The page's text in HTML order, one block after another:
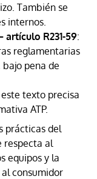
También se
internos.
R231-59:
reglamentarias
pena de
este texto precisa
ATP.
prácticas del
respecta al
equipos y la
consumidor